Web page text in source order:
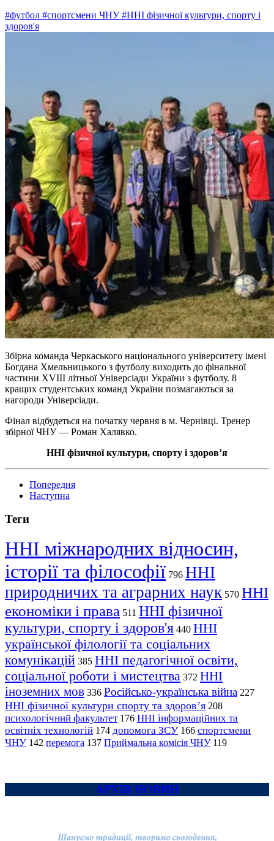
#футбол #спортсмени ЧНУ#ННІ фізичної культури, спорту і
здоров'я
Збірна команда Черкаського національного університету імені
Богдана Хмельницького з футболу виходить до фінальної
частини XVIII літньої Універсіади України з футболу. 8
кращих студентських команд України позмагаються за
нагороди Універсіади.
Фінал відбудеться на початку червня в м. Чернівці. Тренер
збірної ЧНУ — Роман Халявко.
ННІ фізичної культури, спорту і здоров’я
Попередня
Наступна
Теги
ННІ міжнародних відносин,
історії та філософії 796 ННІ
природничих та аграрних наук 570 ННІ
економіки і права 511 ННІ фізичної
культури, спорту і здоров'я 440 ННІ
української філології та соціальних
комунікацій 385 ННІ педагогічної освіти,
соціальної роботи і мистецтва 372 ННІ
іноземних мов 336 Російсько-українська війна 227
ННІ фізичної культури спорту та здоров’я 208
психологічний факультет 176 ННІ інформаційних та
освітніх технологій 174 допомога ЗСУ 166 спортсмени
ЧНУ 142 перемога 137 Приймальна комісія ЧНУ 119
АРХІВ НОВИН